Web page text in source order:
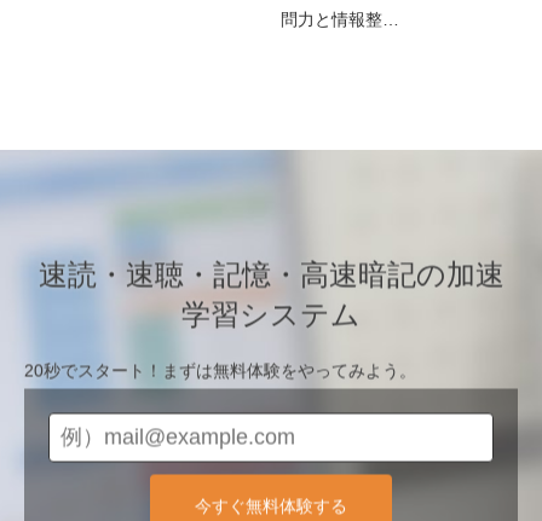
問力と情報整…
速読・速聴・記憶・高速暗記の加速
学習システム
20秒でスタート！まずは無料体験をやってみよう。
今すぐ無料体験する